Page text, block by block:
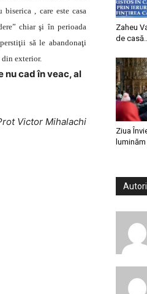
, care este casa
chiar şi în perioada
să le abandonaţi
exterior.
nu cad în veac, al
Victor Mihalachi
Zaheu
de
Ziua